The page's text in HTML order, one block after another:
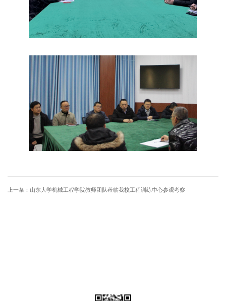
上一条： 山东大学机械工程学院教师团队莅临我校工程训练中心参观考察